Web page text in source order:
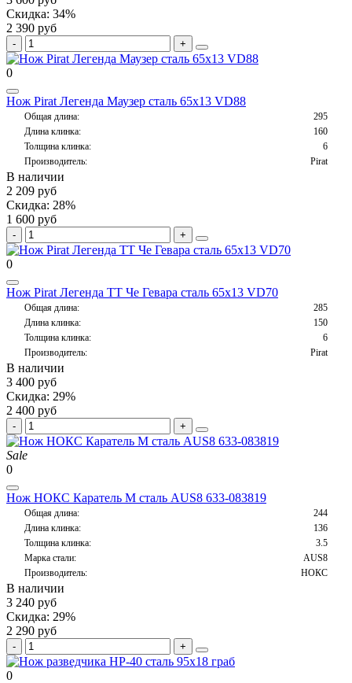
Скидка: 34%
2 390 руб
0
Нож Pirat Легенда Маузер сталь 65х13 VD88
Общая длина:
295
Длина клинка:
160
Толщина клинка:
6
Производитель:
Pirat
В наличии
2 209 руб
Скидка: 28%
1 600 руб
0
Нож Pirat Легенда ТТ Че Гевара сталь 65х13 VD70
Общая длина:
285
Длина клинка:
150
Толщина клинка:
6
Производитель:
Pirat
В наличии
3 400 руб
Скидка: 29%
2 400 руб
Sale
0
Нож НОКС Каратель М сталь AUS8 633-083819
Общая длина:
244
Длина клинка:
136
Толщина клинка:
3.5
Марка стали:
AUS8
Производитель:
НОКС
В наличии
3 240 руб
Скидка: 29%
2 290 руб
0